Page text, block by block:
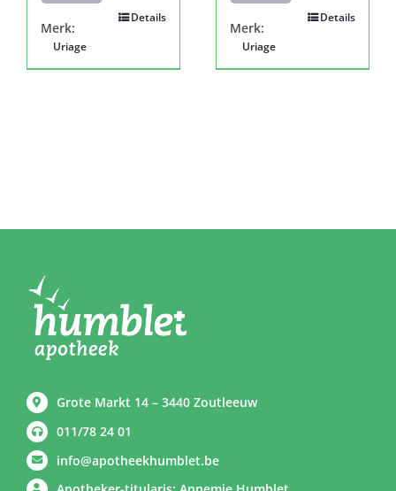
Details
Merk:
Uriage
Details
Merk:
Uriage
Grote Markt 14 – 3440 Zoutleeuw
011/78 24 01
info@apotheekhumblet.be